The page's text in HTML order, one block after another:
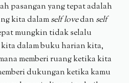
pasangan yang tepat adalah
kita dalamself lovedan self
mungkin tidak selalu
dalam buku harian kita,
memberi ruang ketika kita
dukungan ketika kamu